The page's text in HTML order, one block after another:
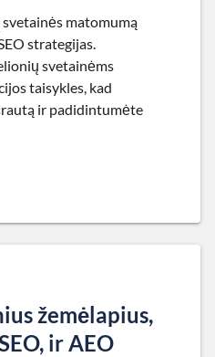
matomumą
strategijas.
svetainėms
taisykles, kad
ir padidintumėte
žemėlapius,
ir AEO